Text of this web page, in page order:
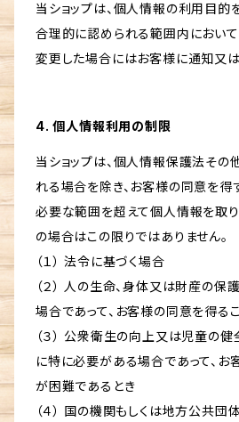
当ショップは、個人情報の利用目的
合理的に認められる範囲内において
変更した場合にはお客様に通知又は
4. 個人情報利用の制限
当ショップは、個人情報保護法その
れる場合を除き、お客様の同意を得
必要な範囲を超えて個人情報を取り
の場合はこの限りではありません。
（１） 法令に基づく場合
（２） 人の生命、身体又は財産の保
場合であって、お客様の同意を得る
（３） 公衆衛生の向上又は児童の
に特に必要がある場合であって、お
が困難であるとき
（４） 国の機関もしくは地方公共